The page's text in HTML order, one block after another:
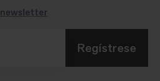
newsletter
Regístrese